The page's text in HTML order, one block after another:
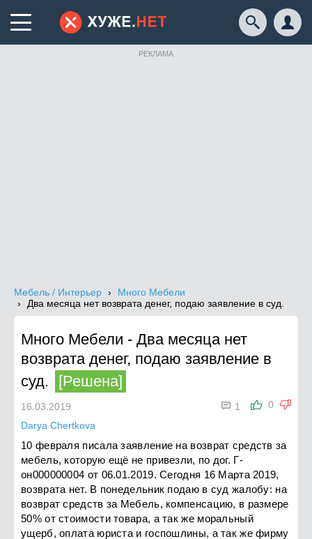
РЕКЛАМА
Мебель / Интерьер
Много Мебели
Два месяца нет возврата денег, подаю заявление в суд.
Много Мебели - Два месяца нет
возврата денег, подаю заявление в
суд.
[Решена]
0
 1
16.03.2019
Darya Chertkova
10 февраля писала заявление на возврат средств за
мебель, которую ещё не привезли, по дог. Г-
он000000004 от 06.01.2019. Сегодня 16 Марта 2019,
возврата нет. В понедельник подаю в суд жалобу: на
возврат средств за Мебель, компенсацию, в размере
50% от стоимости товара, а так же моральный
ущерб, оплата юриста и госпошлины, а так же фирму